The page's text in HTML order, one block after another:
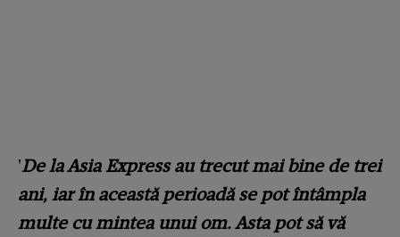
'De la Asia Express au trecut mai bine de trei
ani, iar în această perioadă se pot întâmpla
multe cu mintea unui om. Asta pot să vă